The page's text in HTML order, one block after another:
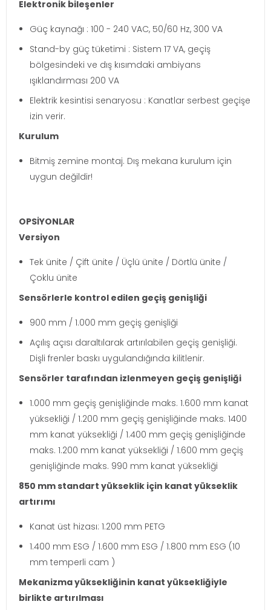
Elektronik bileşenler
Güç kaynağı : 100 - 240 VAC, 50/60 Hz, 300 VA
Stand-by güç tüketimi : Sistem 17 VA, geçiş
bölgesindeki ve dış kısımdaki ambiyans
ışıklandırması 200 VA
Elektrik kesintisi senaryosu : Kanatlar serbest geçişe
izin verir.
Kurulum
Bitmiş zemine montaj. Dış mekana kurulum için
uygun değildir!
OPSİYONLAR
Versiyon
Tek ünite / Çift ünite / Üçlü ünite / Dörtlü ünite /
Çoklu ünite
Sensörlerle kontrol edilen geçiş genişliği
900 mm / 1.000 mm geçiş genişliği
Açılış açısı daraltılarak artırılabilen geçiş genişliği.
Dişli frenler baskı uygulandığında kilitlenir.
Sensörler tarafından izlenmeyen geçiş genişliği
1.000 mm geçiş genişliğinde maks. 1.600 mm kanat
yüksekliği / 1.200 mm geçiş genişliğinde maks. 1400
mm kanat yüksekliği / 1.400 mm geçiş genişliğinde
maks. 1.200 mm kanat yüksekliği / 1.600 mm geçiş
genişliğinde maks. 990 mm kanat yüksekliği
850 mm standart yükseklik için kanat yükseklik
artırımı
Kanat üst hizası: 1.200 mm PETG
1.400 mm ESG / 1.600 mm ESG / 1.800 mm ESG (10
mm temperli cam )
Mekanizma yüksekliğinin kanat yüksekliğiyle
birlikte artırılması